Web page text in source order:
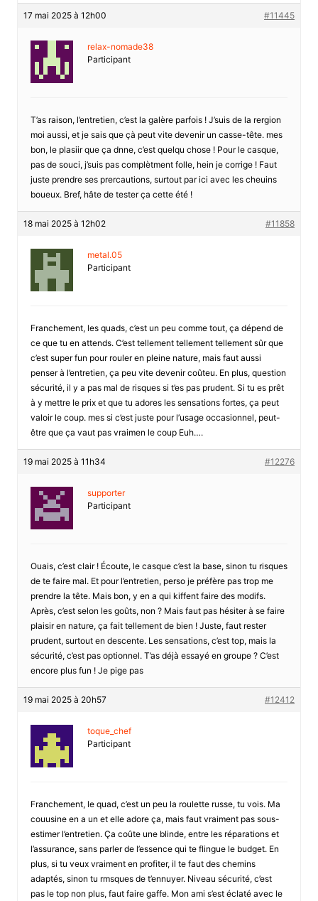
17 mai 2025 à 12h00 #11445
relax-nomade38
Participant
T’as raison, l’entretien, c’est la galère parfois ! J’suis de la rergion
moi aussi, et je sais que çà peut vite devenir un casse-tête. mes
bon, le plasiir que ça dnne, c’est quelqu chose ! Pour le casque,
pas de souci, j’suis pas complètment folle, hein je corrige ! Faut
juste prendre ses prercautions, surtout par ici avec les cheuins
boueux. Bref, hâte de tester ça cette été !
18 mai 2025 à 12h02 #11858
metal.05
Participant
Franchement, les quads, c’est un peu comme tout, ça dépend de
ce que tu en attends. C’est tellement tellement tellement sûr que
c’est super fun pour rouler en pleine nature, mais faut aussi
penser à l’entretien, ça peu vite devenir coûteu. En plus, question
sécurité, il y a pas mal de risques si t’es pas prudent. Si tu es prêt
à y mettre le prix et que tu adores les sensations fortes, ça peut
valoir le coup. mes si c’est juste pour l’usage occasionnel, peut-
être que ça vaut pas vraimen le coup Euh….
19 mai 2025 à 11h34 #12276
supporter
Participant
Ouais, c’est clair ! Écoute, le casque c’est la base, sinon tu risques
de te faire mal. Et pour l’entretien, perso je préfère pas trop me
prendre la tête. Mais bon, y en a qui kiffent faire des modifs.
Après, c’est selon les goûts, non ? Mais faut pas hésiter à se faire
plaisir en nature, ça fait tellement de bien ! Juste, faut rester
prudent, surtout en descente. Les sensations, c’est top, mais la
sécurité, c’est pas optionnel. T’as déjà essayé en groupe ? C’est
encore plus fun ! Je pige pas
19 mai 2025 à 20h57 #12412
toque_chef
Participant
Franchement, le quad, c’est un peu la roulette russe, tu vois. Ma
couusine en a un et elle adore ça, mais faut vraiment pas sous-
estimer l’entretien. Ça coûte une blinde, entre les réparations et
l’assurance, sans parler de l’essence qui te flingue le budget. En
plus, si tu veux vraiment en profiter, il te faut des chemins
adaptés, sinon tu rmsques de t’ennuyer. Niveau sécurité, c’est
pas le top non plus, faut faire gaffe. Mon ami s’est éclaté avec le